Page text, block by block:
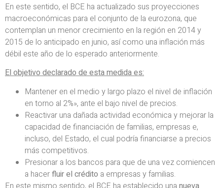
En este sentido, el BCE ha actualizado sus proyecciones
macroeconómicas para el conjunto de la eurozona, que
contemplan un menor crecimiento en la región en 2014 y
2015 de lo anticipado en junio, así como una inflación más
débil este año de lo esperado anteriormente.
El objetivo declarado de esta medida es:
Mantener en el medio y largo plazo el nivel de inflación
en torno al 2%», ante el bajo nivel de precios.
Reactivar una dañada actividad económica y mejorar la
capacidad de financiación de familias, empresas e,
incluso, del Estado, el cual podría financiarse a precios
más competitivos.
Presionar a los bancos para que de una vez comiencen
a hacerfluir el crédito a empresas y familias.